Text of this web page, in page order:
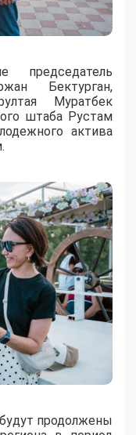
председатель
Бектурган,
Муратбек
штаба Рустам
актива
продолжены